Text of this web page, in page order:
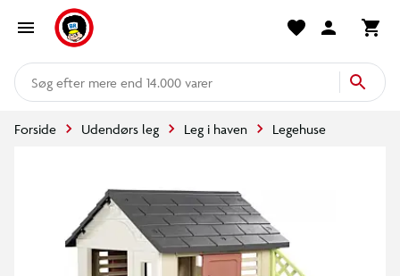
mere end 14.000 varer
Forside Udendørs leg Leg i haven Legehuse